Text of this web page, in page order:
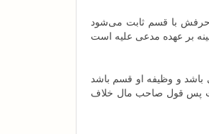
حرفش با قسم ثابت می‌شود
بر عهده مدعی علیه است
و وظیفه او قسم باشد
پس قول صاحب مال خلاف